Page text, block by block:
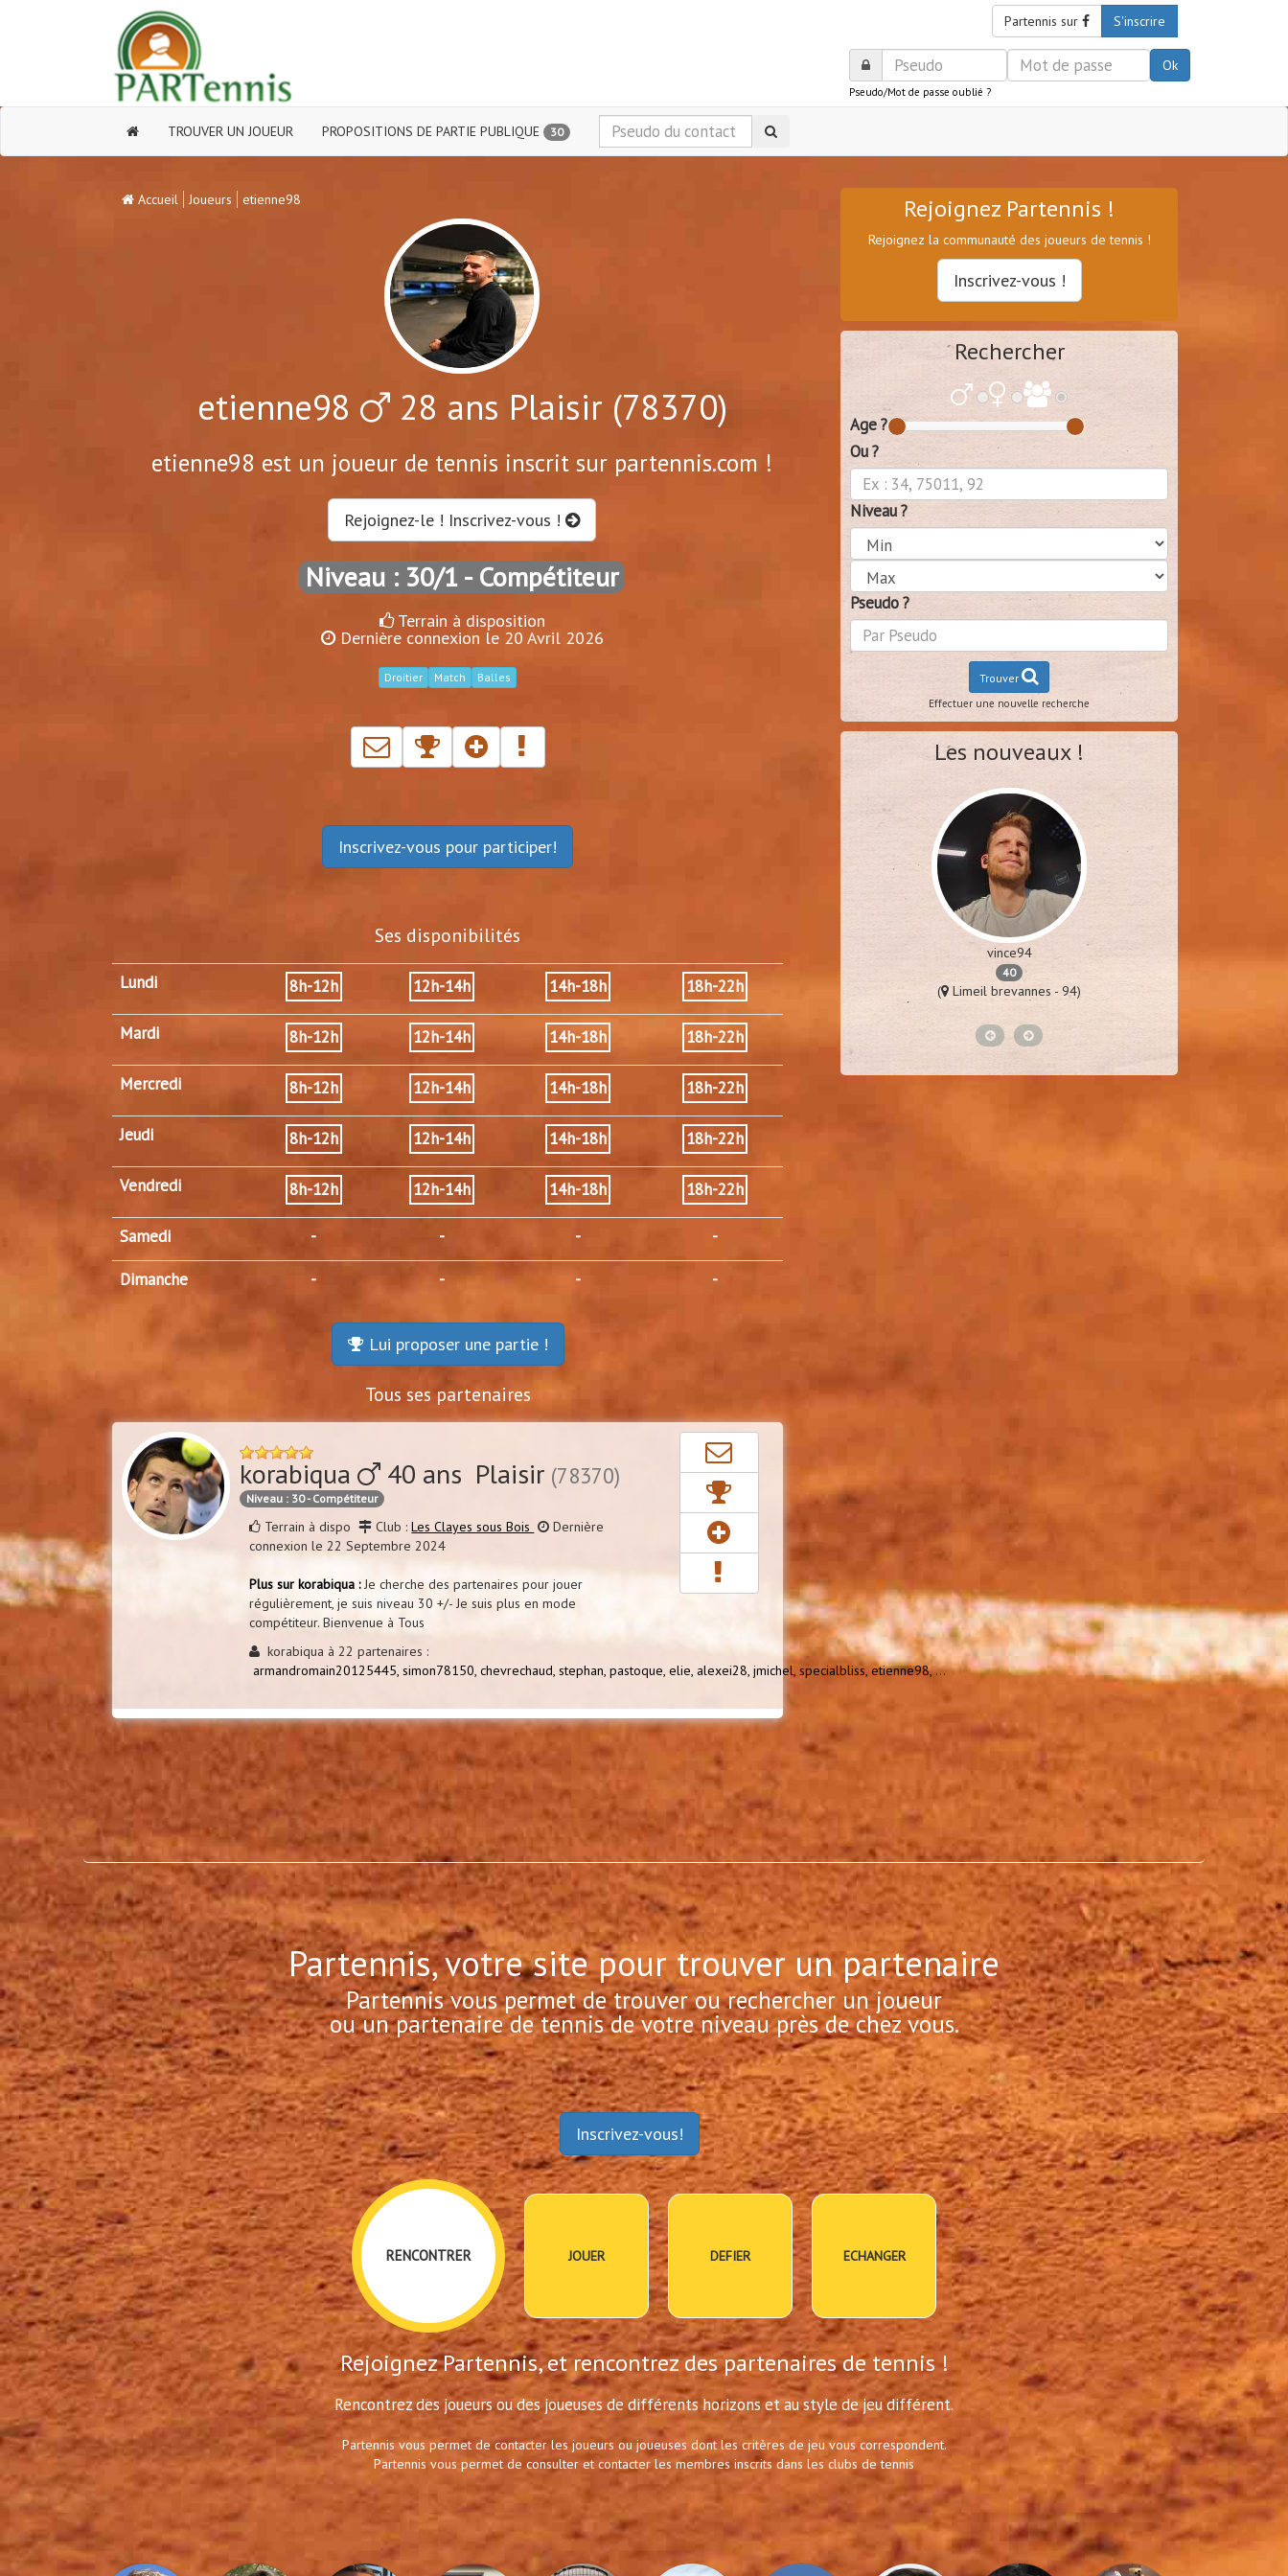
Partennis sur S'inscrire
Ok
Pseudo/Mot de passe oublié ?
TROUVER UN JOUEUR PROPOSITIONS DE PARTIE PUBLIQUE 30
Accueil Joueurs etienne98
etienne98 28 ans Plaisir (78370)
etienne98 est un joueur de tennis inscrit sur partennis.com !
Rejoignez-le ! Inscrivez-vous !
Niveau : 30/1 - Compétiteur
Terrain à disposition
Dernière connexion le 20 Avril 2026
Droitier Match Balles
Inscrivez-vous pour participer!
Ses disponibilités
Lundi 8h-12h 12h-14h 14h-18h 18h-22h
Mardi 8h-12h 12h-14h 14h-18h 18h-22h
Mercredi 8h-12h 12h-14h 14h-18h 18h-22h
Jeudi 8h-12h 12h-14h 14h-18h 18h-22h
Vendredi 8h-12h 12h-14h 14h-18h 18h-22h
Samedi - - - -
Dimanche - - - -
Lui proposer une partie !
Tous ses partenaires
korabiqua 40 ans Plaisir (78370)
Niveau : 30 - Compétiteur
Terrain à dispo Club :Les Clayes sous Bois
Dernière
connexion le 22 Septembre 2024
Plus sur korabiqua :Je cherche des partenaires pour jouer
régulièrement, je suis niveau 30 +/- Je suis plus en mode
compétiteur. Bienvenue à Tous
korabiqua à 22 partenaires :
armandromain20125445,simon78150,chevrechaud,stephan,pastoque,elie, alexei28,jmichel,specialbliss,etienne98,...
Rejoignez Partennis !
Rejoignez la communauté des joueurs de tennis !
Inscrivez-vous !
Rechercher
Age ?
Ou ?
Niveau ?
Pseudo ?
Trouver
Effectuer une nouvelle recherche
Les nouveaux !
30/3
Vanves - 92)
vince94
40
( Limeil brevannes - 94)
Partennis, votre site pour trouver un partenaire
Partennis vous permet de trouver ou rechercher un joueur
ou un partenaire de tennis de votre niveau près de chez vous.
Inscrivez-vous!
RENCONTRER JOUER DEFIER ECHANGER
Rejoignez Partennis, et rencontrez des partenaires de tennis !
Rencontrez des joueurs ou des joueuses de différents horizons et au style de jeu différent.
Partennis vous permet de contacter les joueurs ou joueuses dont les critères de jeu vous correspondent.
Partennis vous permet de consulter et contacter les membres inscrits dans les clubs de tennis